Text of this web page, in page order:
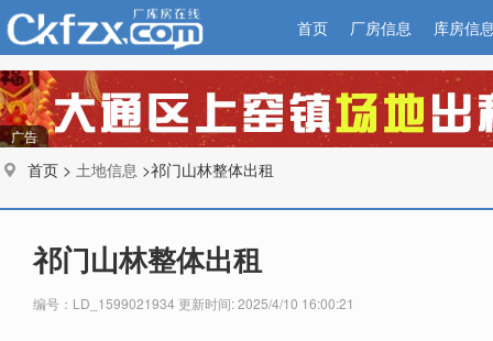
首页 厂房信息 库房信
广告
首页 > 土地信息 >祁门山林整体出租
祁门山林整体出租
编号：LD_1599021934 更新时间: 2025/4/10 16:00:21